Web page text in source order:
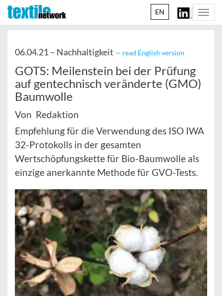
EN
06.04.21 – Nachhaltigkeit — read English version
GOTS: Meilenstein bei der Prüfung
auf gentechnisch veränderte (GMO)
Baumwolle
Von Redaktion
Empfehlung für die Verwendung des ISO IWA
32-Protokolls in der gesamten
Wertschöpfungskette für Bio-Baumwolle als
einzige anerkannte Methode für GVO-Tests.